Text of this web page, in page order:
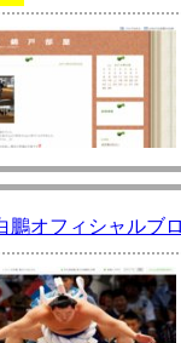
鵬オフィシャルブ